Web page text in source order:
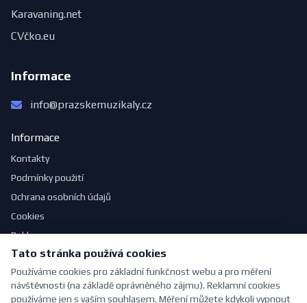
Karavaning.net
CVčko.eu
Informace
info@prazskemuzikaly.cz
Informace
Kontakty
Podmínky použití
Ochrana osobních údajů
Cookies
Reklama
Jak se obléknout do divadla
Tato stránka používá cookies
Používáme cookies pro základní funkčnost webu a pro měření
návštěvnosti (na základě oprávněného zájmu). Reklamní cookies
používáme jen s vaším souhlasem. Měření můžete kdykoli vypnout